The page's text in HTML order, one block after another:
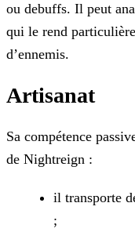
ou debuffs. Il peut
qui le rend
d’ennemis.
Artisanat
Sa compétence
de Nightreign :
il transporte
;